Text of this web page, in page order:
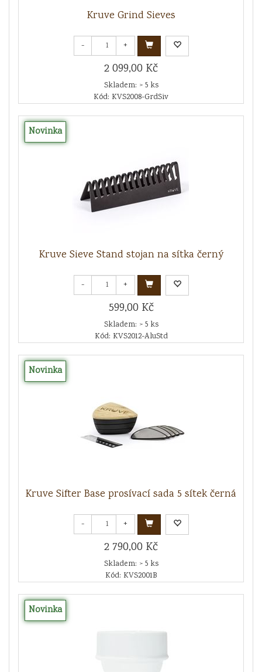
Kruve Grind Sieves
- +
2 099,00 Kč
Skladem: > 5 ks
Kód: KVS2008-GrdSiv
Novinka
Kruve Sieve Stand stojan na sítka černý
- +
599,00 Kč
Skladem: > 5 ks
Kód: KVS2012-AluStd
Novinka
Kruve Sifter Base prosívací sada 5 sítek černá
- +
2 790,00 Kč
Skladem: > 5 ks
Kód: KVS2001B
Novinka